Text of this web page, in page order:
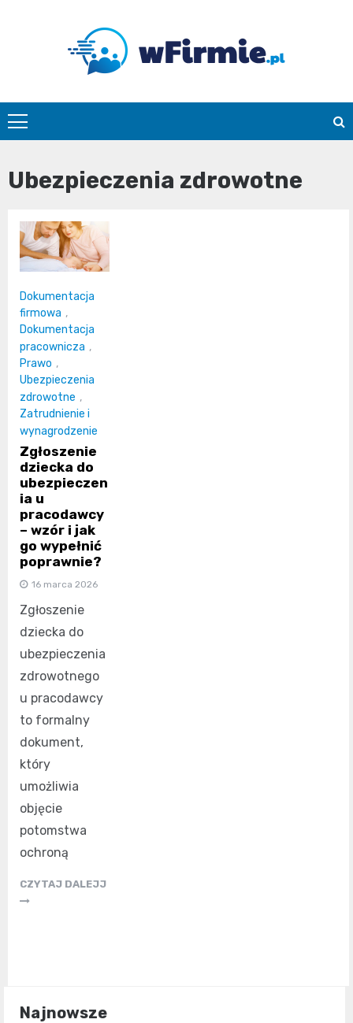
Wfirmie.pl
Ubezpieczenia zdrowotne
Dokumentacja
firmowa ,
Dokumentacja
pracownicza ,
Prawo ,
Ubezpieczenia
zdrowotne ,
Zatrudnienie i
wynagrodzenie
Zgłoszenie
dziecka do
ubezpieczen
ia u
pracodawcy
– wzór i jak
go wypełnić
poprawnie?
16 marca 2026
Zgłoszenie
dziecka do
ubezpieczenia
zdrowotnego
u pracodawcy
to formalny
dokument,
który
umożliwia
objęcie
potomstwa
ochroną
CZYTAJ DALEJJ
Najnowsze